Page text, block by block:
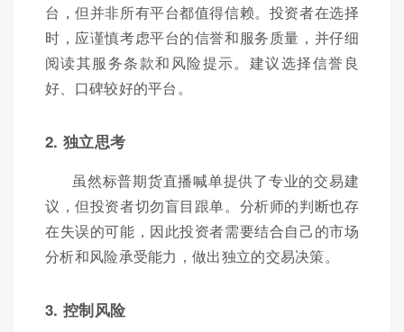
台，但并非所有平台都值得信赖。投资者在选择
时，应谨慎考虑平台的信誉和服务质量，并仔细
阅读其服务条款和风险提示。建议选择信誉良
好、口碑较好的平台。
2. 独立思考
虽然标普期货直播喊单提供了专业的交易建
议，但投资者切勿盲目跟单。分析师的判断也存
在失误的可能，因此投资者需要结合自己的市场
分析和风险承受能力，做出独立的交易决策。
3. 控制风险